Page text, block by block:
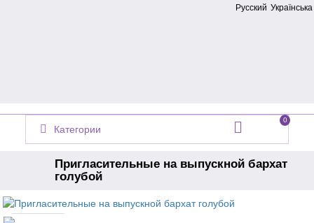
Русский Українська
Категории
0
Пригласительные на выпускной бархат
голубой
Главная Приглашение на выпускной